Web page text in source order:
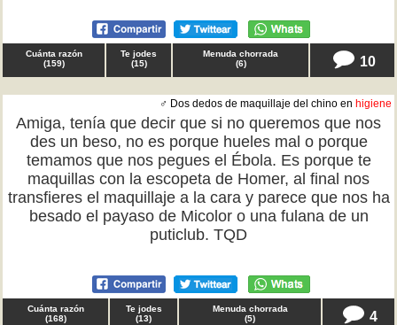
Cuánta razón
(159)
Te jodes
(15)
Menuda chorrada
(6) 10
♂ Dos dedos de maquillaje del chino en higiene
Amiga, tenía que decir que si no queremos que nos
des un beso, no es porque hueles mal o porque
temamos que nos pegues el Ébola. Es porque te
maquillas con la escopeta de Homer, al final nos
transfieres el maquillaje a la cara y parece que nos ha
besado el payaso de Micolor o una fulana de un
puticlub. TQD
Cuánta razón
(168)
Te jodes
(13)
Menuda chorrada
(5) 4